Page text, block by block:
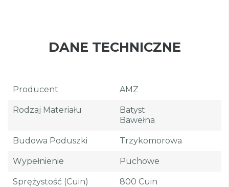
DANE TECHNICZNE
Producent AMZ
Rodzaj Materiału
Batyst
Bawełna
Budowa Poduszki Trzykomorowa
Wypełnienie Puchowe
Sprężystość (cuin) 800 Cuin